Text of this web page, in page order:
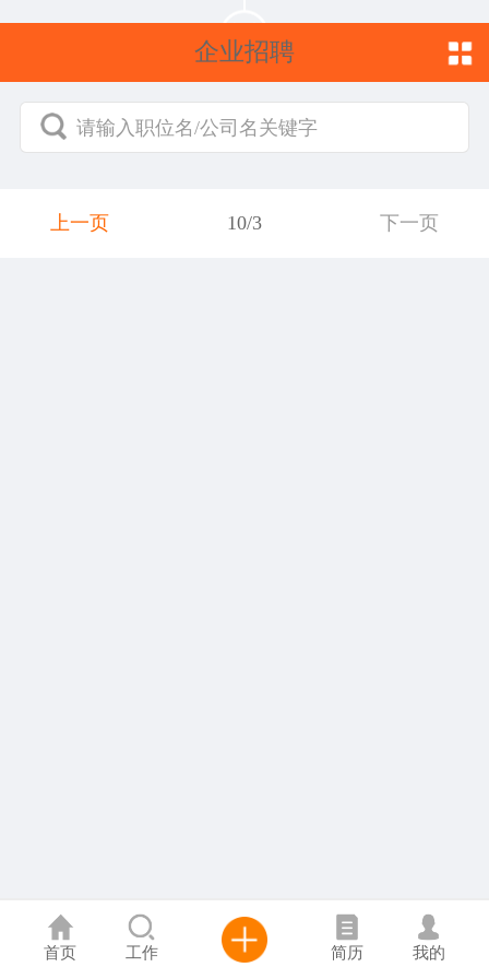
企业招聘
请输入职位名/公司名关键字
上一页 10/3 下一页
首页 工作 简历 我的